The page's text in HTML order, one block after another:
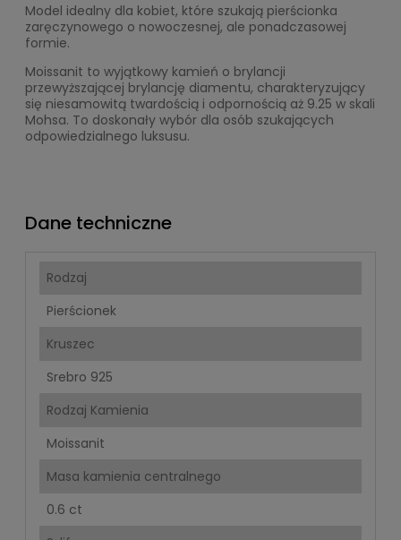
Model idealny dla kobiet, które szukają pierścionka
zaręczynowego o nowoczesnej, ale ponadczasowej
formie.
Moissanit to wyjątkowy kamień o brylancji
przewyższającej brylancję diamentu, charakteryzujący
się niesamowitą twardością i odpornością aż 9.25 w skali
Mohsa. To doskonały wybór dla osób szukających
odpowiedzialnego luksusu.
Dane techniczne
Rodzaj
Pierścionek
Kruszec
Srebro 925
Rodzaj Kamienia
Moissanit
Masa kamienia centralnego
0.6 ct